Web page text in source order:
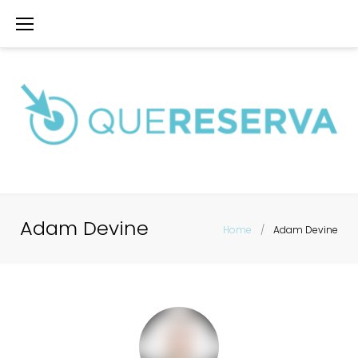
Skip
Adam Devine Home / Adam Devine